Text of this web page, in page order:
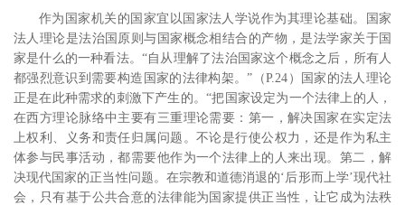
作为国家机关的国家宜以国家法人学说作为其理论基础。国家
法人理论是法治国原则与国家概念相结合的产物，是法学家关于国
家是什么的一种看法。“自从理解了法治国家这个概念之后，所有人
都强烈意识到需要构造国家的法律构架。” （P.24 ）国家的法人理论
正是在此种需求的刺激下产生的。“把国家设定为一个法律上的人，
在西方理论脉络中主要有三重理论需要：第一，解决国家在实定法
上权利、义务和责任归属问题。不论是行使公权力，还是作为私主
体参与民事活动，都需要他作为一个法律上的人来出现。第二，解
决现代国家的正当性问题。在宗教和道德消退的‘后形而上学’现代社
会，只有基于公共合意的法律能为国家提供正当性，让它成为法秩